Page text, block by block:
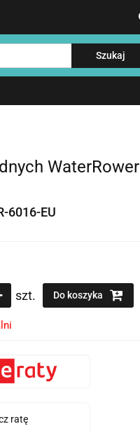
Strefa klienta
WaterRower
6016-EU
szt. Do koszyka